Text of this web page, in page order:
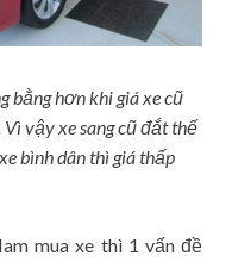
bằng hơn khi giá xe cũ
vậy xe sang cũ đắt thế
bình dân thì giá thấp
mua xe thì 1 vấn đề